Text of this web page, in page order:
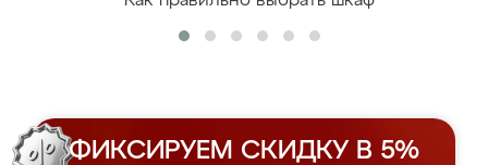
ФИКСИРУЕМ СКИДКУ В 5%